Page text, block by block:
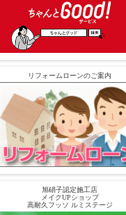
リフォームローンのご案内
旭硝子認定施工店
メイクUPショップ
高耐久フッソ ルミステージ